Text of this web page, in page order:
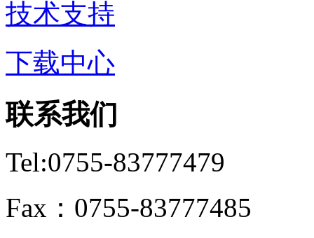
技术支持
下载中心
联系我们
Tel:0755-83777479
Fax：0755-83777485